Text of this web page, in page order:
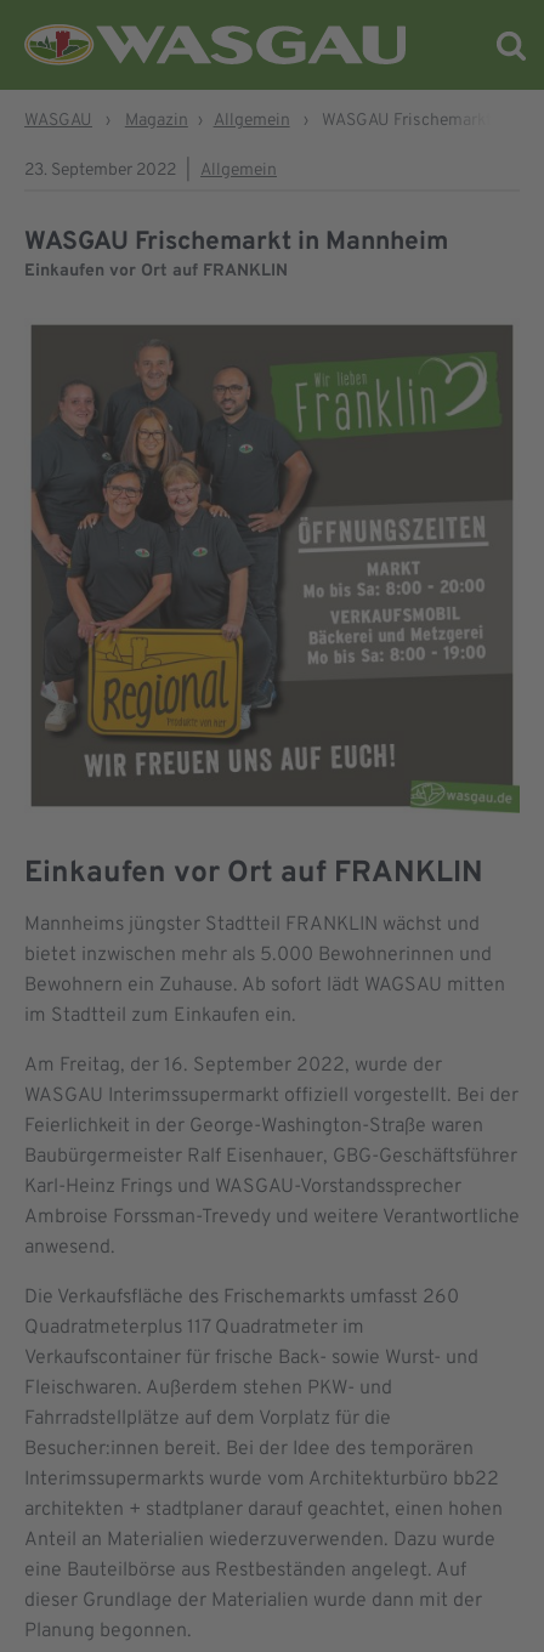
WASGAU › Magazin › Allgemein › WASGAU Frischemarkt in
23. September 2022 Allgemein
WASGAU Frischemarkt in Mannheim
Einkaufen vor Ort auf FRANKLIN
Einkaufen vor Ort auf FRANKLIN
Mannheims jüngster Stadtteil FRANKLIN wächst und
bietet inzwischen mehr als 5.000 Bewohnerinnen und
Bewohnern ein Zuhause. Ab sofort lädt WAGSAU mitten
im Stadtteil zum Einkaufen ein.
Am Freitag, der 16. September 2022, wurde der
WASGAU Interimssupermarkt offiziell vorgestellt. Bei der
Feierlichkeit in der George-Washington-Straße waren
Baubürgermeister Ralf Eisenhauer, GBG-Geschäftsführer
Karl-Heinz Frings und WASGAU-Vorstandssprecher
Ambroise Forssman-Trevedy und weitere Verantwortliche
anwesend.
Die Verkaufsfläche des Frischemarkts umfasst 260
Quadratmeterplus 117 Quadratmeter im
Verkaufscontainer für frische Back- sowie Wurst- und
Fleischwaren. Außerdem stehen PKW- und
Fahrradstellplätze auf dem Vorplatz für die
Besucher:innen bereit. Bei der Idee des temporären
Interimssupermarkts wurde vom Architekturbüro bb22
architekten + stadtplaner darauf geachtet, einen hohen
Anteil an Materialien wiederzuverwenden. Dazu wurde
eine Bauteilbörse aus Restbeständen angelegt. Auf
dieser Grundlage der Materialien wurde dann mit der
Planung begonnen.